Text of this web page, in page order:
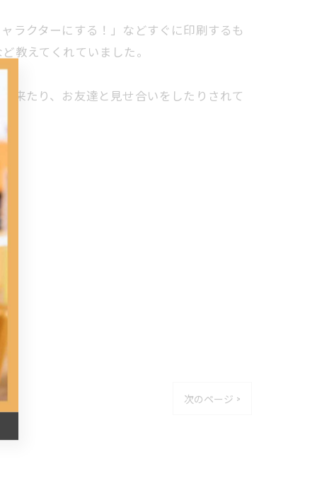
ラクターにする！」などすぐに印刷するも
教えてくれていました。
来たり、お友達と見せ合いをしたりされて
次のページ >